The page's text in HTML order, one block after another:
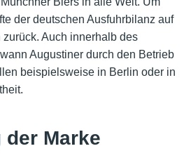
der deutschen Ausfuhrbilanz auf
Auch innerhalb des
Augustiner durch den Betrieb
beispielsweise in Berlin oder in
Marke